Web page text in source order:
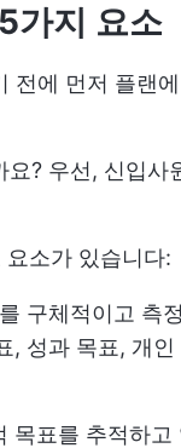
가지 요소
에 먼저 플랜
? 우선, 신입사
소가 있습니다:
구체적이고 측
, 성과 목표, 개
목표를 추적하